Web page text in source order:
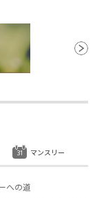
への道
マンスリー